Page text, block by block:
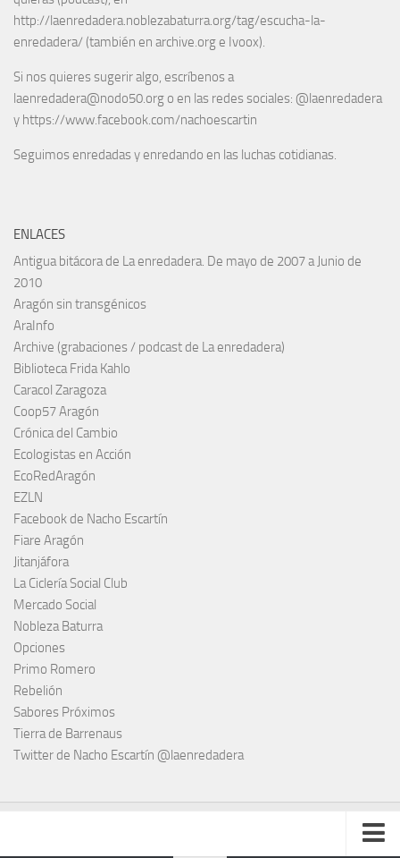
http://laenredadera.noblezabaturra.org/tag/escucha-la-
enredadera/ (también en archive.org e Ivoox).
Si nos quieres sugerir algo, escríbenos a
laenredadera@nodo50.org o en las redes sociales: @laenredadera
y https://www.facebook.com/nachoescartin
Seguimos enredadas y enredando en las luchas cotidianas.
ENLACES
Antigua bitácora de La enredadera. De mayo de 2007 a Junio de
2010
Aragón sin transgénicos
AraInfo
Archive (grabaciones / podcast de La enredadera)
Biblioteca Frida Kahlo
Caracol Zaragoza
Coop57 Aragón
Crónica del Cambio
Ecologistas en Acción
EcoRedAragón
EZLN
Facebook de Nacho Escartín
Fiare Aragón
Jitanjáfora
La Ciclería Social Club
Mercado Social
Nobleza Baturra
Opciones
Primo Romero
Rebelión
Sabores Próximos
Tierra de Barrenaus
Twitter de Nacho Escartín @laenredadera